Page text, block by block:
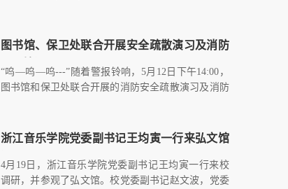
图书馆、保卫处联合开展安全疏散演习及消防
“呜—呜—呜---”随着警报铃响，5月12日下午14:00，
图书馆和保卫处联合开展的消防安全疏散演习及消防
浙江音乐学院党委副书记王均寅一行来弘文馆
4月19日，浙江音乐学院党委副书记王均寅一行来校
调研，并参观了弘文馆。校党委副书记赵文波，党委